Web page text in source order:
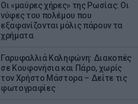
Οι «μαύρες χήρες» της Ρωσίας: Οι
νύφες του πολέμου που
εξαφανίζονται μόλις πάρουν τα
χρήματα
Γαρυφαλλιά Καληφώνη: Διακοπές
σε Κουφονήσια και Πάρο, χωρίς
τον Χρήστο Μάστορα – Δείτε τις
φωτογραφίες